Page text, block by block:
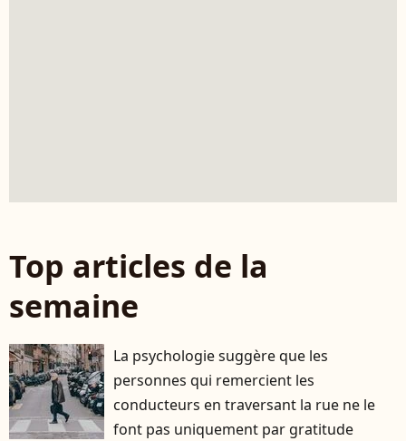
Top articles de la
semaine
La psychologie suggère que les
personnes qui remercient les
conducteurs en traversant la rue ne le
font pas uniquement par gratitude